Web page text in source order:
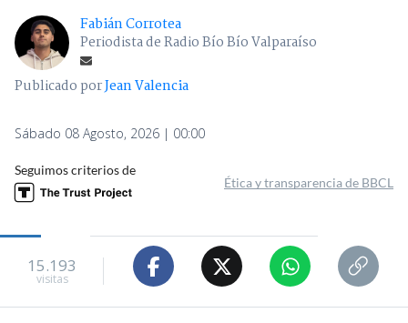
Fabián Corrotea
Periodista de Radio Bío Bío Valparaíso
Publicado porJean Valencia
Sábado 08 Agosto, 2026 | 00:00
Seguimos criterios de
Ética y transparencia de BBCL
15.193
visitas